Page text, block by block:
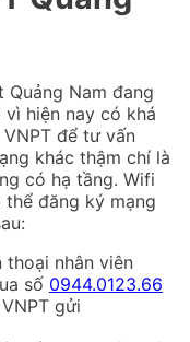
Nam đang
hiện nay có khá
để tư vấn
khác thậm chí là
có hạ tầng. Wifi
đăng ký mạng
nhân viên
số 0944.0123.66
gửi